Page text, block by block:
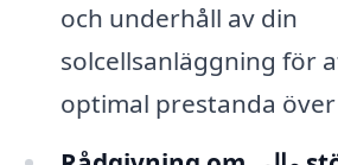
och underhåll av din
solcellsanläggning för
optimal prestanda